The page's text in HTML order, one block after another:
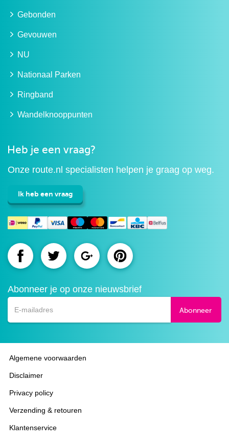
Gebonden
Gevouwen
NU
Nationaal Parken
Ringband
Wandelknooppunten
Heb je een vraag?
Onze route.nl specialisten helpen je graag op weg.
Ik heb een vraag
Route.nl
Facebook
Route.nlRoute.nlRoute.nl
Abonneer je op onze nieuwsbrief
Abonneer
Algemene voorwaarden
Disclaimer
Privacy policy
Verzending & retouren
Klantenservice